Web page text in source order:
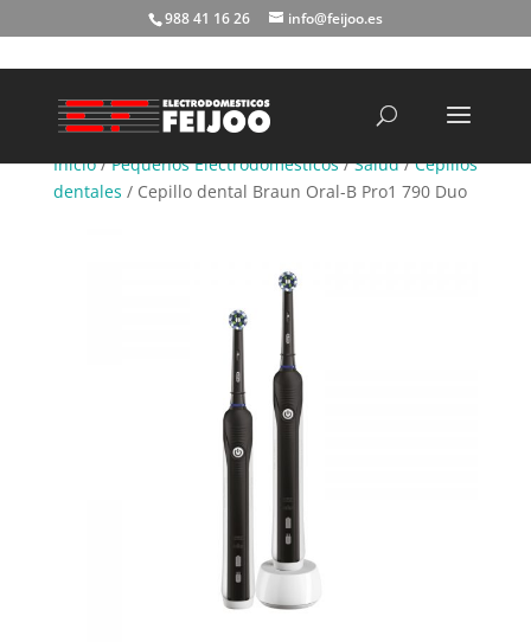
988 41 16 26 info@feijoo.es
Inicio/Pequeños Electrodomésticos/Salud/Cepillos
dentales / Cepillo dental Braun Oral-B Pro1 790 Duo